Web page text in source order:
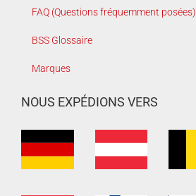
FAQ (Questions fréquemment posées)
BSS Glossaire
Marques
NOUS EXPÉDIONS VERS